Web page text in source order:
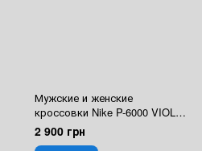
Мужские и женские
кроссовки Nike P-6000 VIOLET
CD6404-202
2 900 грн